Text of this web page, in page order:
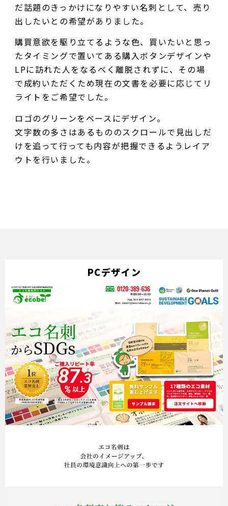
だ話題のきっかけになりやすい名刺として、売り
出したいとの希望がありました。
購買意欲を駆り立てるような色、買いたいと思っ
たタイミングで置いてある購入ボタンデザインや
LPに訪れた人をなるべく離脱されずに、その場
で成約いただくため現在の文書を必要に応じてリ
ライトをご希望でした。
ロゴのグリーンをベースにデザイン。
文字数の多さはあるもののスクロールで見出しだ
けを追って行っても内容が把握できるようレイア
ウトを行いました。
PCデザイン